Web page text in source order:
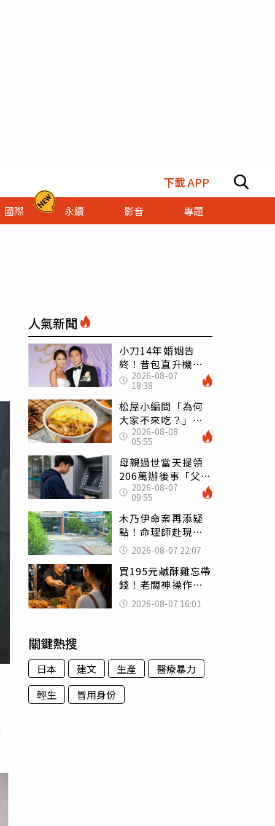
下載 APP
國際 永續 影音 專題
人氣新聞
小刀14年婚姻告
終！昔包直升機求
婚 豪砸545萬辦婚
禮還找連戰證婚
2026-08-07
18:38
松屋小編問「為何
大家不來吃？」
一票人點出3大問
題：滿手好牌打到
爛
2026-08-08
05:55
母親過世當天提領
206萬辦後事「父子
遭判刑」 律師：
搶錢先下手是罪
2026-08-07
09:55
木乃伊命案再添疑
點！命理師赴現場
遇天候驟變 驚
喊：死者還有冤屈
2026-08-07 22:07
買195元鹹酥雞忘帶
錢！老闆神操作
「倒找5元」 全網
看哭：這就是台灣
2026-08-07 16:01
關鍵熱搜
日本 建文 生產
醫療暴力
輕生
冒用身份